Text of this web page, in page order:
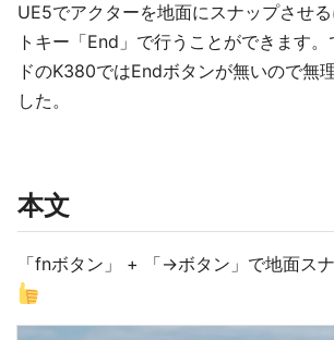
UE5でアクターを地面にスナップさせ
トキー「End」で行うことができます
ドのK380ではEndボタンが無いので無
した。
本文
「fnボタン」 + 「→ボタン」で地面ス